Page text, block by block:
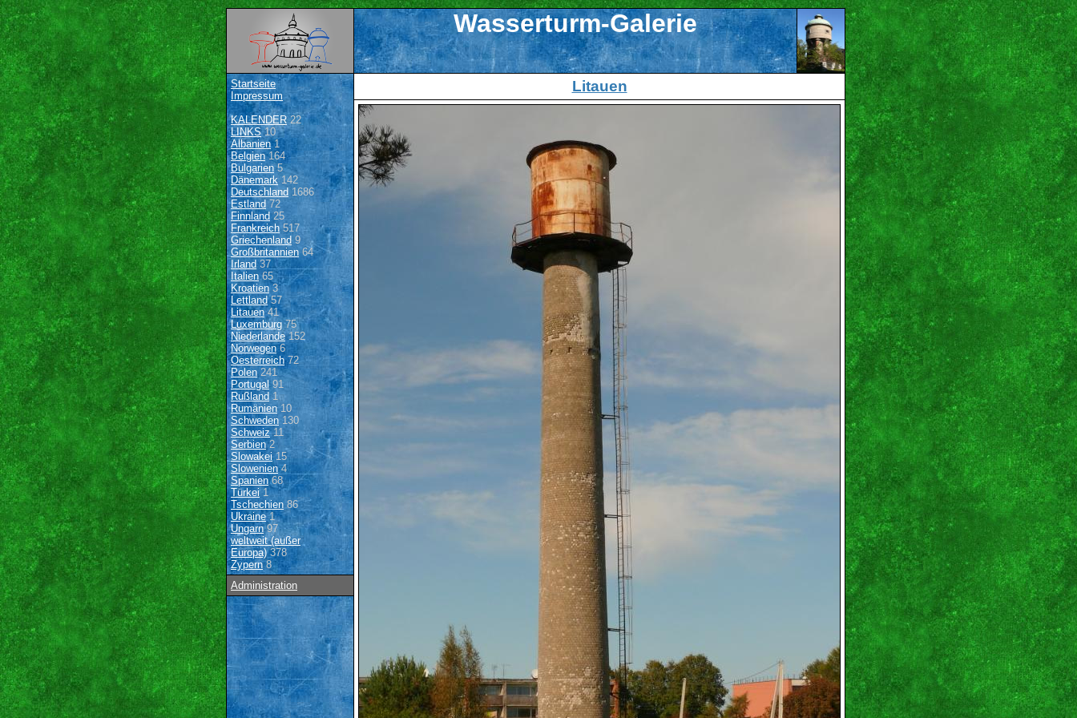
Wasserturm-Galerie
Startseite
Impressum
KALENDER22
LINKS10
Albanien1
Belgien164
Bulgarien 5
Dänemark142
Deutschland 1686
Estland 72
Finnland 25
Frankreich517
Griechenland9
Großbritannien64
Irland 37
Italien65
Kroatien3
Lettland57
Litauen41
Luxemburg 75
Niederlande152
Norwegen6
Oesterreich72
Polen 241
Portugal91
Rußland 1
Rumänien10
Schweden 130
Schweiz11
Serbien2
Slowakei15
Slowenien4
Spanien68
Türkei1
Tschechien 86
Ukraine1
Ungarn97
weltweit (außer
Europa)378
Zypern8
Administration
Litauen